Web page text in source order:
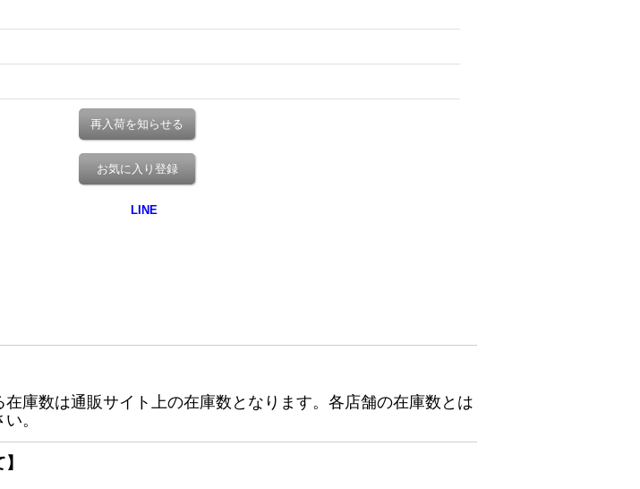
再入荷を知らせる
お気に入り登録
庫数は通販サイト上の在庫数となります。各店舗の在庫数とは
。